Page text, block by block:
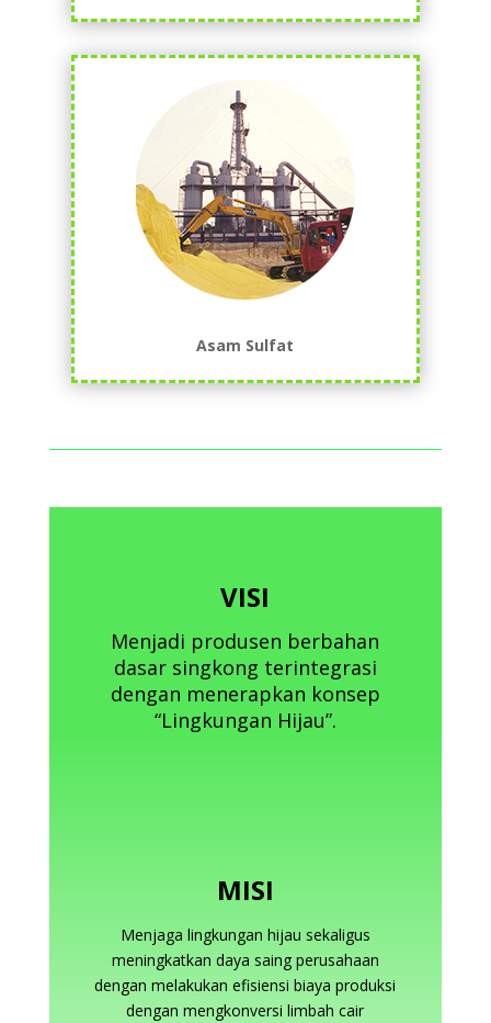
Asam Sulfat
VISI
Menjadi produsen berbahan
dasar singkong terintegrasi
dengan menerapkan konsep
“Lingkungan Hijau”.
MISI
Menjaga lingkungan hijau sekaligus
meningkatkan daya saing perusahaan
dengan melakukan efisiensi biaya produksi
dengan mengkonversi limbah cair